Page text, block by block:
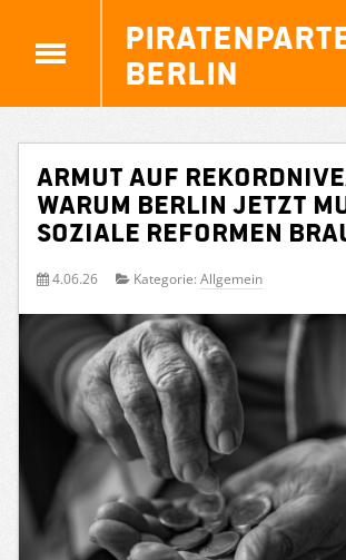
Berlin
Armut auf
Warum Berlin jetzt
soziale Reformen
4.06.26 Kategorie: Allgemein